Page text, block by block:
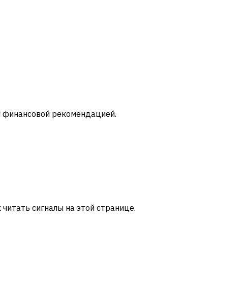
финансовой рекомендацией.
сигналы на этой странице.